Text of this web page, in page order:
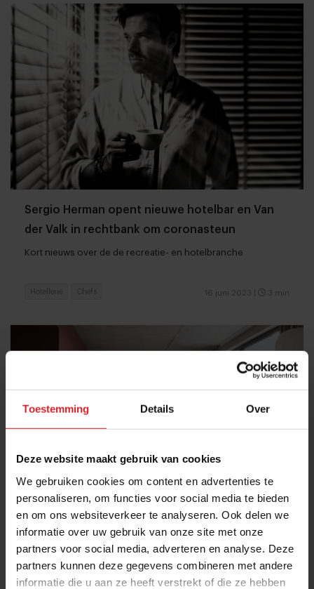
Toestemming Details Over
Deze website maakt gebruik van cookies
We gebruiken cookies om content en advertenties te
personaliseren, om functies voor social media te bieden
en om ons websiteverkeer te analyseren. Ook delen we
informatie over uw gebruik van onze site met onze
partners voor social media, adverteren en analyse. Deze
partners kunnen deze gegevens combineren met andere
informatie die u aan ze heeft verstrekt of die ze hebben
Sergio Herman opent nieuwe hotelbar en Van
der Valk in rechtbank om coronasteun
Kort nieuws over de de recreatie- en hotelbranche
16 juni 2023 3 min
Hotellerie Chefs
Tech-gedreven Bob W naar Nederland en
EuroParcs opent onbemande shops
Kort nieuws over de de recreatie- en hotelbranche